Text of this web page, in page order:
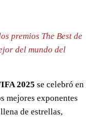
premios The Best de
del mundo del
2025 se celebró en
mejores exponentes
de estrellas,